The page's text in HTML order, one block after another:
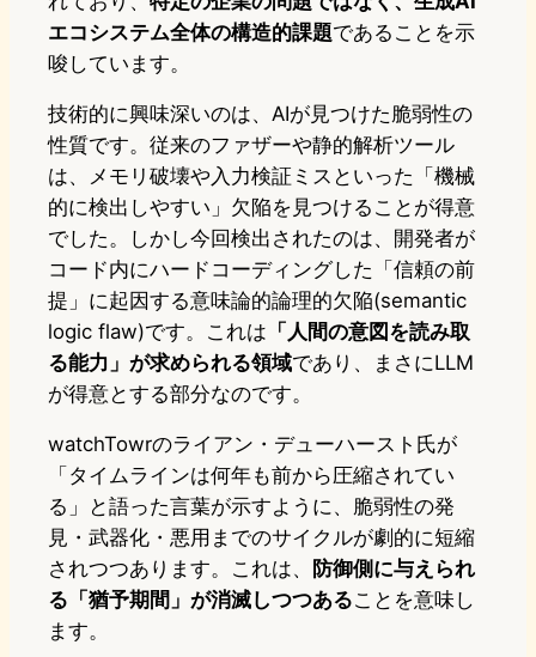
エコシステム全体の構造的課題であることを示
唆しています。
技術的に興味深いのは、AIが見つけた脆弱性の
性質です。従来のファザーや静的解析ツール
は、メモリ破壊や入力検証ミスといった「機械
的に検出しやすい」欠陥を見つけることが得意
でした。しかし今回検出されたのは、開発者が
コード内にハードコーディングした「信頼の前
提」に起因する意味論的論理的欠陥(semantic
logic flaw)です。これは 「人間の意図を読み取
る能力」が求められる領域であり、まさにLLM
が得意とする部分なのです。
watchTowrのライアン・デューハースト氏が
「タイムラインは何年も前から圧縮されてい
る」と語った言葉が示すように、脆弱性の発
見・武器化・悪用までのサイクルが劇的に短縮
されつつあります。これは、
防御側に与えられ
る「猶予期間」が消滅しつつあることを意味し
ます。